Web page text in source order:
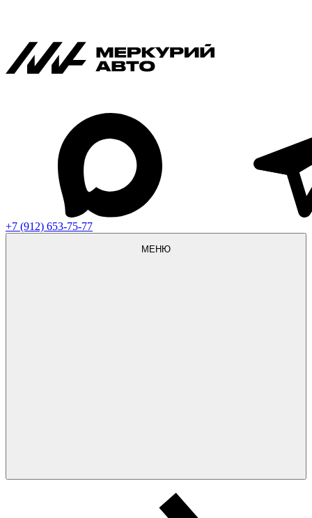
+7 (912) 653-75-77
МЕНЮ